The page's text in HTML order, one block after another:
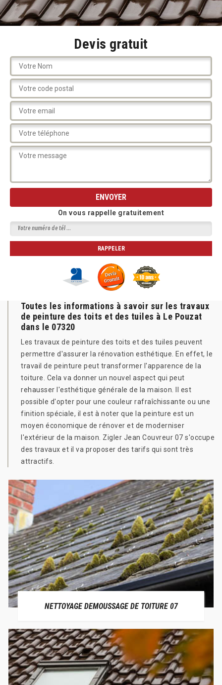
Devis gratuit
On vous rappelle gratuitement
Toutes les informations à savoir sur les travaux
de peinture des toits et des tuiles à Le Pouzat
dans le 07320
Les travaux de peinture des toits et des tuiles peuvent
permettre d'assurer la rénovation esthétique. En effet, le
travail de peinture peut transformer l'apparence de la
toiture. Cela va donner un nouvel aspect qui peut
rehausser l'esthétique générale de la maison. Il est
possible d'opter pour une couleur rafraîchissante ou une
finition spéciale, il est à noter que la peinture est un
moyen économique de rénover et de moderniser
l'extérieur de la maison. Zigler Jean Couvreur 07 s'occupe
des travaux et il va proposer des tarifs qui sont très
attractifs.
NETTOYAGE DEMOUSSAGE DE TOITURE 07